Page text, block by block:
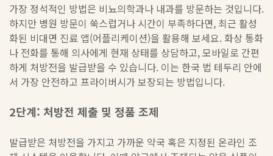
가장 정석적인 방법은 비뇨의학과나 내과를 방문하는 것입니다.
하지만 병원 방문이 쑥스럽거나 시간이 부족하다면, 최근 활성
화된 비대면 진료 앱(어플리케이션)을 활용해 보세요. 화상 통화
나 전화를 통해 의사에게 현재 상태를 상담하고, 모바일로 간편
하게 처방전을 발급받을 수 있습니다. 이는 한국 법 테두리 안에
서 가장 안전하고 프라이버시가 보장되는 방법입니다.
2단계: 처방전 제출 및 정품 조제
발급받은 처방전을 가지고 가까운 약국 혹은 지정된 온라인 조